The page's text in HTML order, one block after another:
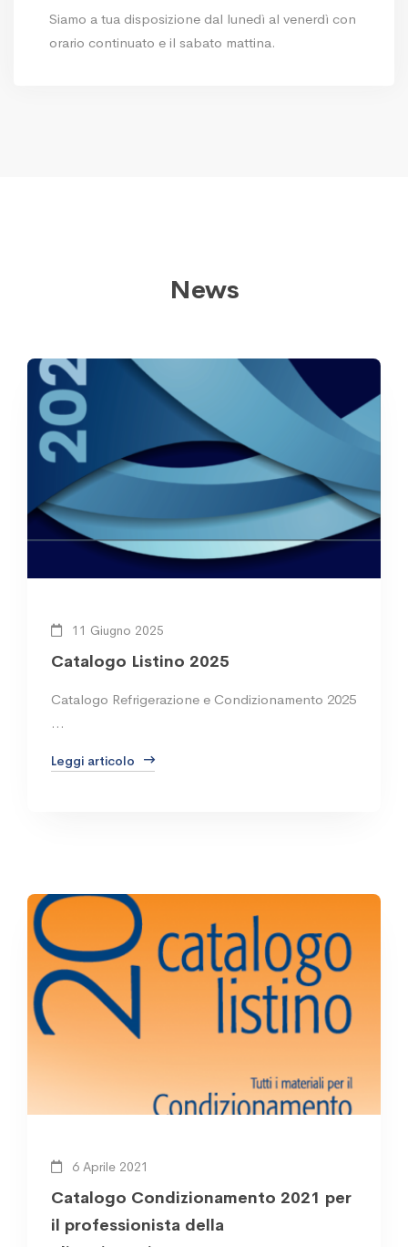
Siamo a tua disposizione dal lunedì al venerdì con
orario continuato e il sabato mattina.
News
11 Giugno 2025
Catalogo Listino 2025
Catalogo Refrigerazione e Condizionamento 2025
…
Leggi articolo
6 Aprile 2021
Catalogo Condizionamento 2021 per
il professionista della